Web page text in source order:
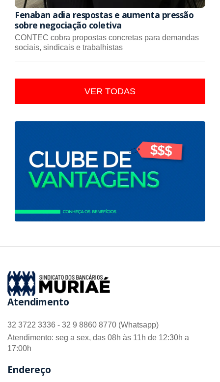
Fenaban adia respostas e aumenta pressão
sobre negociação coletiva
CONTEC cobra propostas concretas para demandas
sociais, sindicais e trabalhistas
VER TODAS
Atendimento
32 3722 3336 - 32 9 8860 8770 (Whatsapp)
Atendimento: seg a sex, das 08h às 11h de 12:30h a
17:00h
Endereço